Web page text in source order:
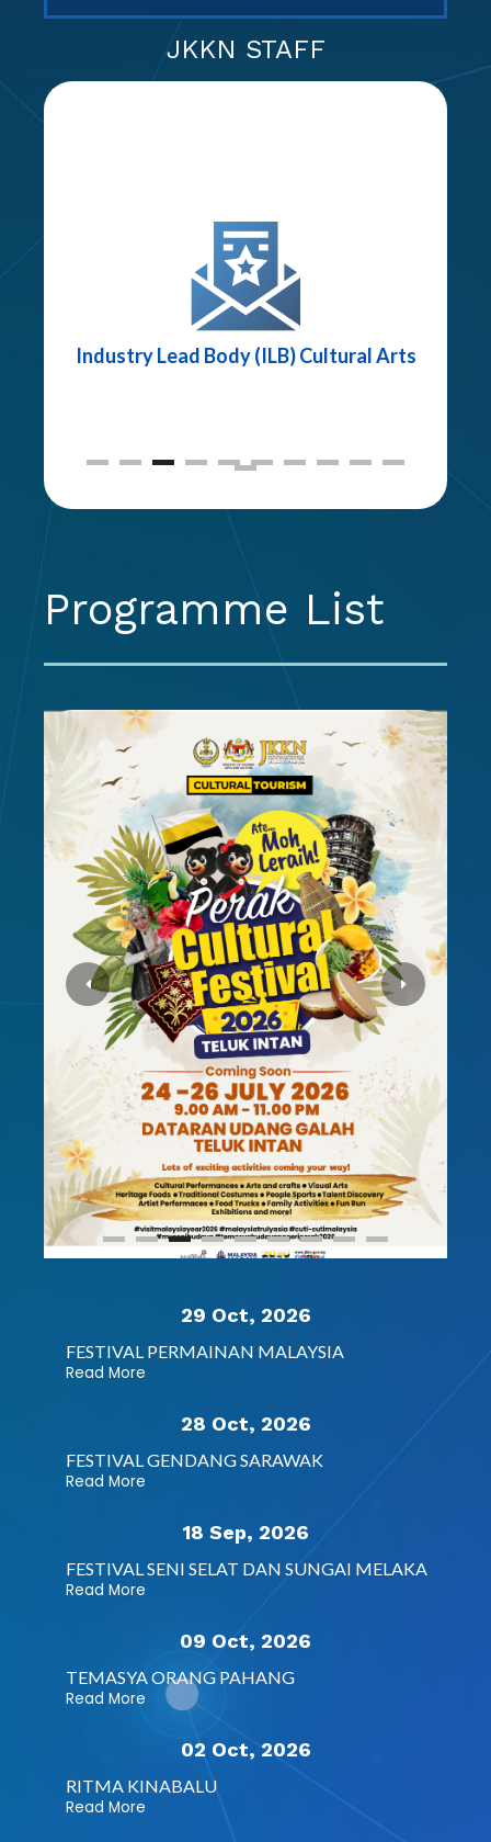
JKKN STAFF
Industry Lead Body (ILB) Cultural Arts
Programme List
29 Oct, 2026
FESTIVAL PERMAINAN MALAYSIA
Read More
28 Oct, 2026
FESTIVAL GENDANG SARAWAK
Read More
18 Sep, 2026
FESTIVAL SENI SELAT DAN SUNGAI MELAKA
Read More
09 Oct, 2026
TEMASYA ORANG PAHANG
Read More
02 Oct, 2026
RITMA KINABALU
Read More